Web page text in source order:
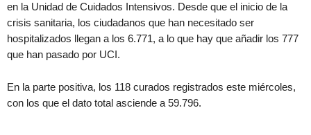
en la Unidad de Cuidados Intensivos. Desde que el inicio de la
crisis sanitaria, los ciudadanos que han necesitado ser
hospitalizados llegan a los 6.771, a lo que hay que añadir los 777
que han pasado por UCI.
En la parte positiva, los 118 curados registrados este miércoles,
con los que el dato total asciende a 59.796.